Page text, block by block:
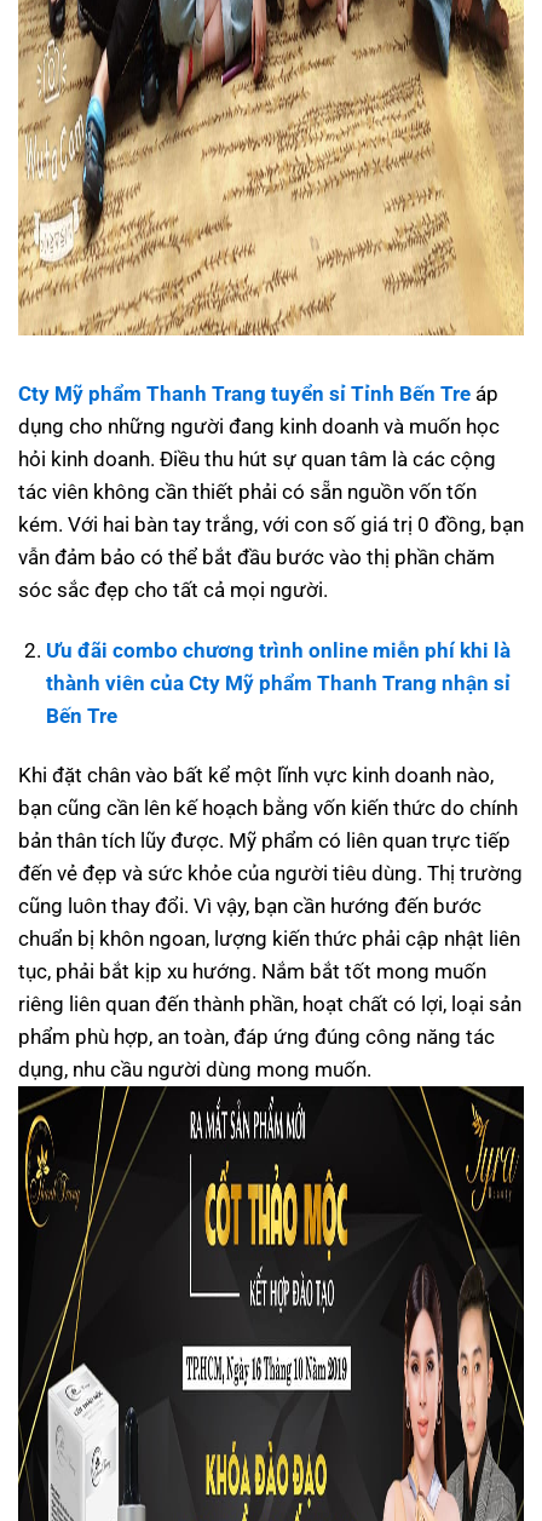
Cty Mỹ phẩm Thanh Trang tuyển sỉ Tỉnh Bến Tre áp
dụng cho những người đang kinh doanh và muốn học
hỏi kinh doanh. Điều thu hút sự quan tâm là các cộng
tác viên không cần thiết phải có sẵn nguồn vốn tốn
kém. Với hai bàn tay trắng, với con số giá trị 0 đồng, bạn
vẫn đảm bảo có thể bắt đầu bước vào thị phần chăm
sóc sắc đẹp cho tất cả mọi người.
Ưu đãi combo chương trình online miễn phí khi là
thành viên của Cty Mỹ phẩm Thanh Trang nhận sỉ
Bến Tre
Khi đặt chân vào bất kể một lĩnh vực kinh doanh nào,
bạn cũng cần lên kế hoạch bằng vốn kiến thức do chính
bản thân tích lũy được. Mỹ phẩm có liên quan trực tiếp
đến vẻ đẹp và sức khỏe của người tiêu dùng. Thị trường
cũng luôn thay đổi. Vì vậy, bạn cần hướng đến bước
chuẩn bị khôn ngoan, lượng kiến thức phải cập nhật liên
tục, phải bắt kịp xu hướng. Nắm bắt tốt mong muốn
riêng liên quan đến thành phần, hoạt chất có lợi, loại sản
phẩm phù hợp, an toàn, đáp ứng đúng công năng tác
dụng, nhu cầu người dùng mong muốn.